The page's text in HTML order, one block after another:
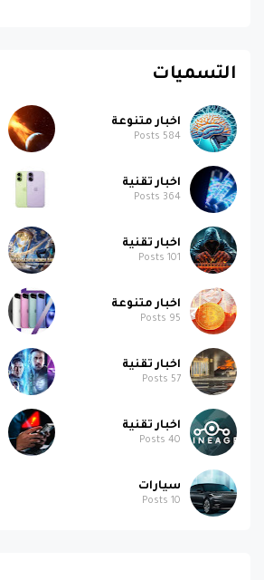
التسميات
اخبار متنوعة
584
اخبار تقنية
364
اخبار تقنية
101
اخبار متنوعة
95
اخبار تقنية
57
اخبار تقنية
40
سيارات
10